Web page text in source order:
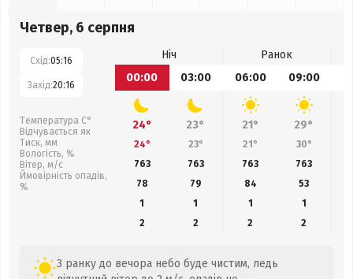
Четвер, 6 серпня
Схід:05:16
Захід:20:16
Температура С°
Відчувається як
Тиск, мм
Вологість, %
Вітер, м/с
Ймовірність опадів,
%
Ніч
Ранок
00:00
03:00 06:00 09:00
24° 23° 21° 29°
24° 23° 21° 30°
763
763 763 763
78
79 84 53
1
1 1
1
2
2 2 2
З ранку до вечора небо буде чистим, ледь